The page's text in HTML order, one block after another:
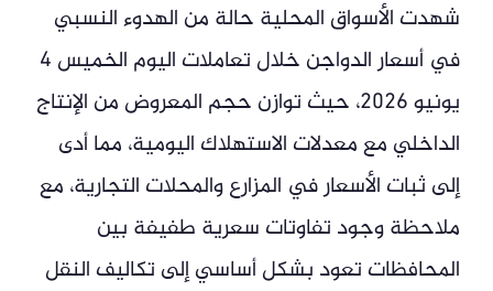
شهدت الأسواق المحلية حالة من الهدوء النسبي
في أسعار الدواجن خلال تعاملات اليوم الخميس 4
يونيو 2026، حيث توازن حجم المعروض من الإنتاج
الداخلي مع معدلات الاستهلاك اليومية، مما أدى
إلى ثبات الأسعار في المزارع والمحلات التجارية، مع
ملاحظة وجود تفاوتات سعرية طفيفة بين
المحافظات تعود بشكل أساسي إلى تكاليف النقل